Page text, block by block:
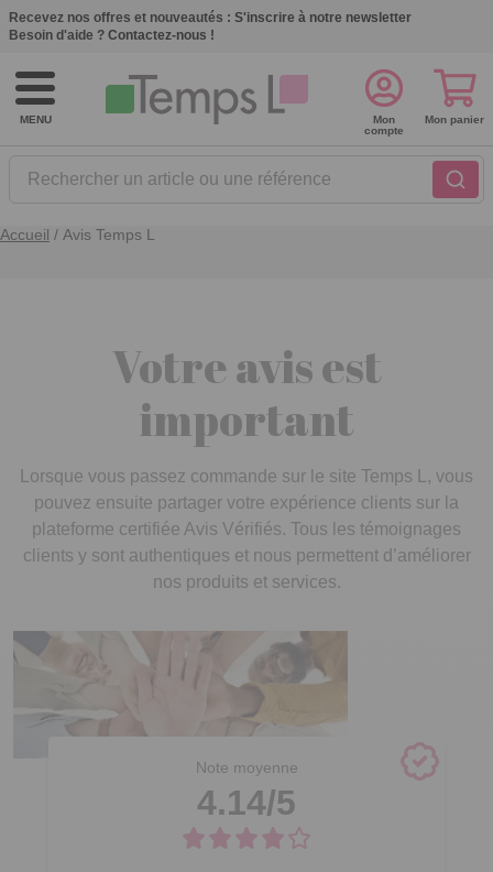
Recevez nos offres et nouveautés : S'inscrire à notre newsletter
Besoin d'aide ? Contactez-nous !
MENU
Rechercher un article ou une référence
Mon
compte
Mon panier
Accueil / Avis Temps L
Votre avis est
important
Lorsque vous passez commande sur le site Temps L
, vous
pouvez ensuite partager votre expérience clients sur la
plateforme certifiée Avis Vérifiés. Tous les témoignages
clients y sont authentiques et nous permettent d’améliorer
nos produits et services.
Note moyenne
4.14/5